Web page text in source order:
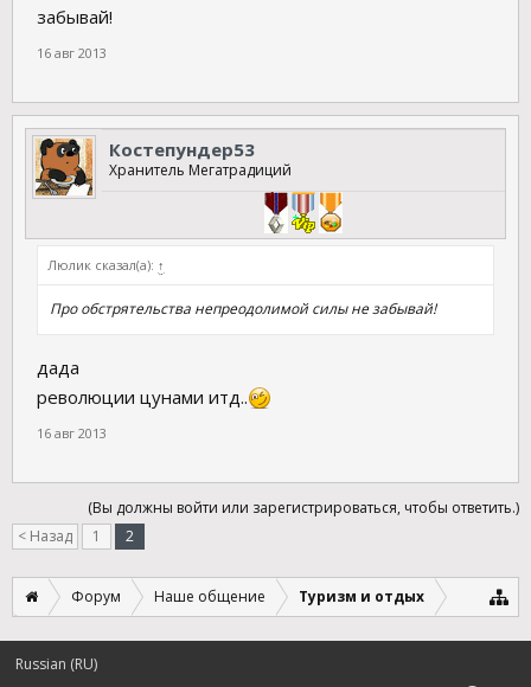
забывай!
16 авг 2013
Костепундер53
Хранитель Мегатрадиций
Люлик сказал(а): ↑
Про обстрятельства непреодолимой силы не забывай!
дада
революции цунами итд..
16 авг 2013
(Вы должны войти или зарегистрироваться, чтобы ответить.)
< Назад
1 2
Форум Наше общение Туризм и отдых
Russian (RU)